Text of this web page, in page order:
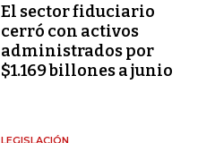
El sector fiduciario
cerró con activos
administrados por
$1.169 billones a junio
LEGISLACIÓN